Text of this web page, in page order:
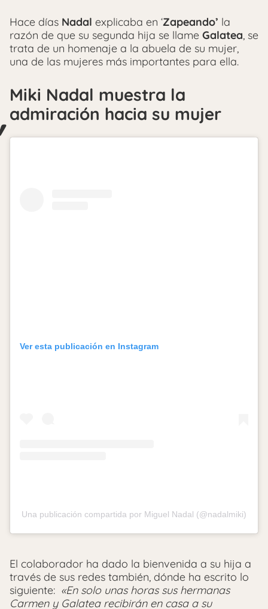
Hace días Nadal explicaba en ‘Zapeando’ la
razón de que su segunda hija se llame Galatea, se
trata de un homenaje a la abuela de su mujer,
una de las mujeres más importantes para ella.
Miki Nadal muestra la
admiración hacia su mujer
Ver esta publicación en Instagram
Una publicación compartida por Miguel Nadal (@nadalmiki)
El colaborador ha dado la bienvenida a su hija a
través de sus redes también, dónde ha escrito lo
siguiente: «En solo unas horas sus hermanas
Carmen y Galatea recibirán en casa a su